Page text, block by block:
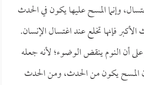
وإنما المسح عليها يكون في الحدث
فإنها تخلع عند اغتسال الإنسان.
أن النوم ينقض الوضوء؛ لأنه جعله
المسح يكون من الحدث، ومن الحدث